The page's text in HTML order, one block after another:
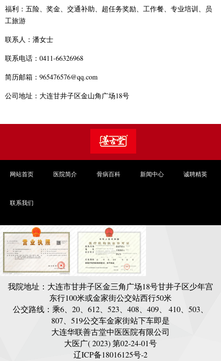
福利：五险、奖金、交通补助、超任务奖励、工作餐、专业培训、员
工旅游
联系人：潘女士
联系电话：0411-66326968
简历邮箱：965476576@qq.com
公司地址：大连甘井子区金山角广场18号
网站首页 医院简介 骨病百科 新闻中心 诚聘精英
联系我们
我院地址：大连市甘井子区金三角广场18号甘井子区少年宫
东行100米或金家街公交站西行50米
公交路线：乘6、20、612、523、408、409、 410、503、
807、519公交车金家街站下车即是
大连华联善古堂中医医院有限公司
大医广( 2023) 第02-24-01号
辽ICP备18016125号-2